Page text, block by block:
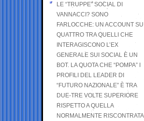
LE “TRUPPE” SOCIAL DI
VANNACCI? SONO
FARLOCCHE: UN ACCOUNT SU
QUATTRO TRA QUELLI CHE
INTERAGISCONO L’EX
GENERALE SUI SOCIAL È UN
BOT. LA QUOTA CHE “POMPA” I
PROFILI DEL LEADER DI
“FUTURO NAZIONALE” È TRA
DUE-TRE VOLTE SUPERIORE
RISPETTO A QUELLA
NORMALMENTE RISCONTRATA